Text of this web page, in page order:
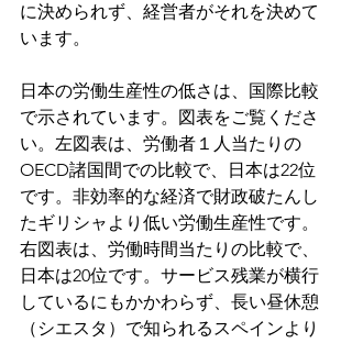
に決められず、経営者がそれを決めて
います。
日本の労働生産性の低さは、国際比較
で示されています。図表をご覧くださ
い。左図表は、労働者１人当たりの
OECD諸国間での比較で、日本は22位
です。非効率的な経済で財政破たんし
たギリシャより低い労働生産性です。
右図表は、労働時間当たりの比較で、
日本は20位です。サービス残業が横行
しているにもかかわらず、長い昼休憩
（シエスタ）で知られるスペインより